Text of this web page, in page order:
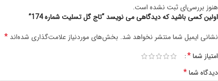
هنوز بررسی‌ای ثبت نشده است.
اولین کسی باشید که دیدگاهی می نویسد “تاج گل تسلیت شماره 174”
نشانی ایمیل شما منتشر نخواهد شد. بخش‌های موردنیاز علامت‌گذاری شده‌اند *
امتیاز شما*
دیدگاه شما*